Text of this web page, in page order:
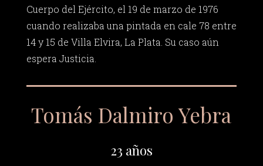
Cuerpo del Ejército, el 19 de marzo de 1976
cuando realizaba una pintada en cale 78 entre
14 y 15 de Villa Elvira, La Plata. Su caso aún
espera Justicia.
Tomás Dalmiro Yebra
23 años